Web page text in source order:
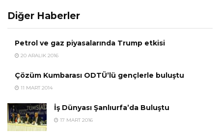
Diğer Haberler
Petrol ve gaz piyasalarında Trump etkisi
20 ARALIK 2016
Çözüm Kumbarası ODTÜ’lü gençlerle buluştu
11 MART 2014
İş Dünyası Şanlıurfa’da Buluştu
17 MART 2016